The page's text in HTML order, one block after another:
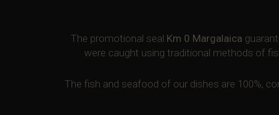
The promotional seal Km 0 Margalaica
were caught using traditional methods of
The fish and seafood of our dishes are 100%,